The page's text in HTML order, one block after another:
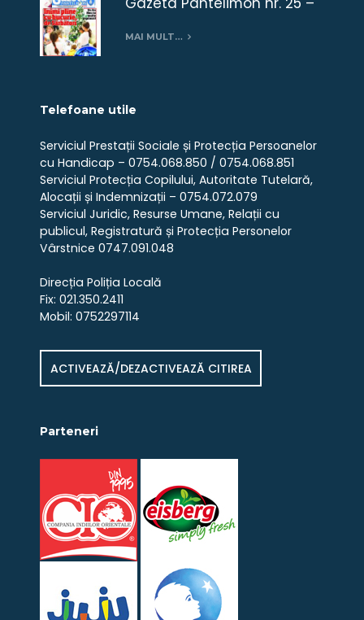
MAI MULT…
Telefoane utile
Serviciul Prestații Sociale și Protecția Persoanelor
cu Handicap – 0754.068.850 / 0754.068.851
Serviciul Protecția Copilului, Autoritate Tutelară,
Alocații și Indemnizații – 0754.072.079
Serviciul Juridic, Resurse Umane, Relații cu
publicul, Registratură și Protecția Personelor
Vârstnice 0747.091.048
Direcția Poliția Locală
Fix: 021.350.2411
Mobil: 0752297114
ACTIVEAZĂ/DEZACTIVEAZĂ CITIREA
Parteneri